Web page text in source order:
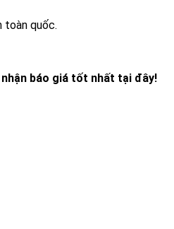
toàn quốc.
báo giá tốt nhất tại đây!